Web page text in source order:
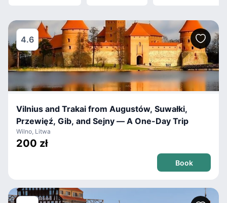
4.6
Vilnius and Trakai from Augustów, Suwałki,
Przewięź, Gib, and Sejny — A One-Day Trip
Wilno, Litwa
200 zł
Book